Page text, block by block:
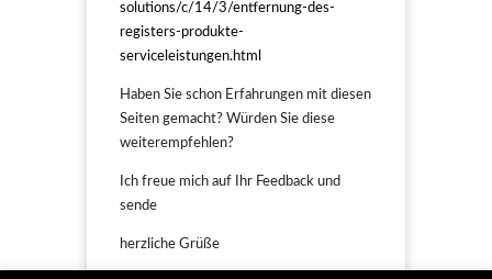
solutions/c/14/3/entfernung-des-
registers-produkte-
serviceleistungen.html
Haben Sie schon Erfahrungen mit diesen
Seiten gemacht? Würden Sie diese
weiterempfehlen?
Ich freue mich auf Ihr Feedback und
sende
herzliche Grüße